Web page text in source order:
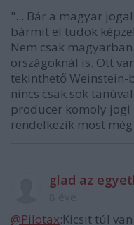
"... Bár a magyar
bármit el tudok
Nem csak
országoknál is. Ott
tekinthető Weinstein-
nincs csak sok
producer komoly
rendelkezik most még
glad az
@Pilotax:Kicsit túl